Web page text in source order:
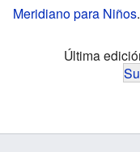
Meridiano para Niños.
Última